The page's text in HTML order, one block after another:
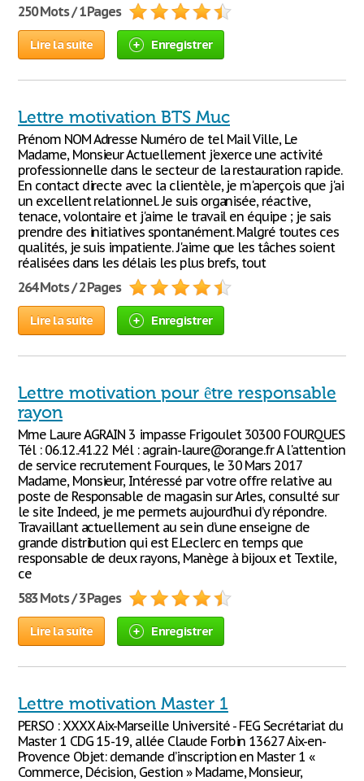
250 Mots / 1 Pages
Lire la suite Enregistrer
Lettre motivation BTS Muc
Prénom NOM Adresse Numéro de tel Mail Ville, Le
Madame, Monsieur Actuellement j'exerce une activité
professionnelle dans le secteur de la restauration rapide.
En contact directe avec la clientèle, je m'aperçois que j'ai
un excellent relationnel. Je suis organisée, réactive,
tenace, volontaire et j'aime le travail en équipe ; je sais
prendre des initiatives spontanément. Malgré toutes ces
qualités, je suis impatiente. J'aime que les tâches soient
réalisées dans les délais les plus brefs, tout
264 Mots / 2 Pages
Lire la suite Enregistrer
Lettre motivation pour être responsable
rayon
Mme Laure AGRAIN 3 impasse Frigoulet 30300 FOURQUES
Tél : 06.12..41.22 Mél : agrain-laure@orange.fr A l'attention
de service recrutement Fourques, le 30 Mars 2017
Madame, Monsieur, Intéressé par votre offre relative au
poste de Responsable de magasin sur Arles, consulté sur
le site Indeed, je me permets aujourd’hui d’y répondre.
Travaillant actuellement au sein d’une enseigne de
grande distribution qui est E.Leclerc en temps que
responsable de deux rayons, Manège à bijoux et Textile,
ce
583 Mots / 3 Pages
Lire la suite Enregistrer
Lettre motivation Master 1
PERSO : XXXX Aix-Marseille Université - FEG Secrétariat du
Master 1 CDG 15-19, allée Claude Forbin 13627 Aix-en-
Provence Objet: demande d’inscription en Master 1 «
Commerce, Décision, Gestion » Madame, Monsieur,